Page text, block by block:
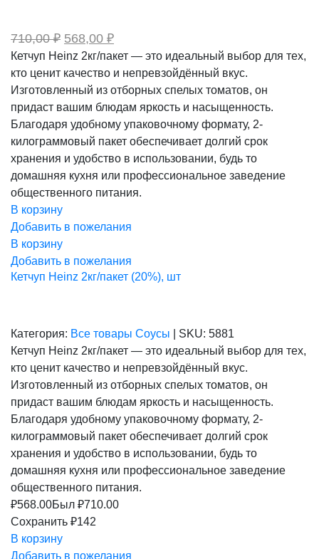
710,00₽ Первоначальная
цена
составляла
710,00 ₽.
568,00 ₽Текущая
568,00 ₽.
Кетчуп Heinz 2кг/пакет — это идеальный выбор для тех,
кто ценит качество и непревзойдённый вкус.
Изготовленный из отборных спелых томатов, он
придаст вашим блюдам яркость и насыщенность.
Благодаря удобному упаковочному формату, 2-
килограммовый пакет обеспечивает долгий срок
хранения и удобство в использовании, будь то
домашняя кухня или профессиональное заведение
общественного питания.
В корзину
Добавить в пожелания
В корзину
Добавить в пожелания
Кетчуп Heinz 2кг/пакет (20%), шт
Категория: Все товары Соусы SKU: 5881
Кетчуп Heinz 2кг/пакет — это идеальный выбор для тех,
кто ценит качество и непревзойдённый вкус.
Изготовленный из отборных спелых томатов, он
придаст вашим блюдам яркость и насыщенность.
Благодаря удобному упаковочному формату, 2-
килограммовый пакет обеспечивает долгий срок
хранения и удобство в использовании, будь то
домашняя кухня или профессиональное заведение
общественного питания.
₽568.00Был ₽710.00
Сохранить ₽142
В корзину
Добавить в пожелания